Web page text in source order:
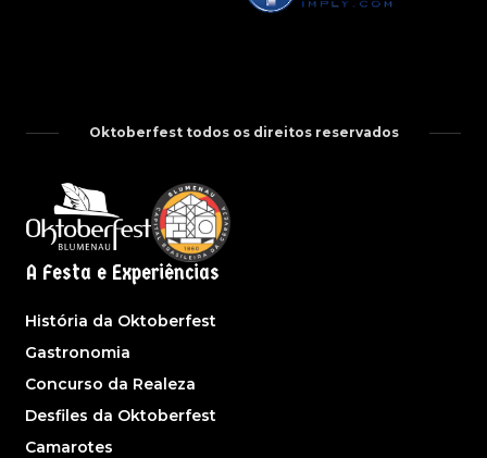
Oktoberfest todos os direitos reservados
A Festa e Experiências
História da Oktoberfest
Gastronomia
Concurso da Realeza
Desfiles da Oktoberfest
Camarotes